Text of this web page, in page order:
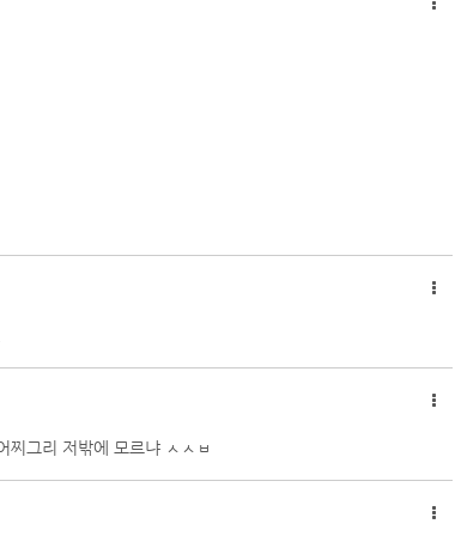
찌그리 저밖에 모르냐 ㅅㅅㅂ